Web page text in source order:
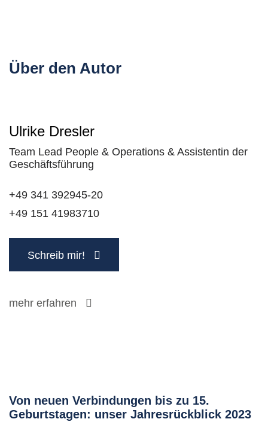
Über den Autor
Von neuen Verbindungen bis zu 15.
Geburtstagen: unser Jahresrückblick 2023
Ulrike Dresler
Team Lead People & Operations & Assistentin der
Geschäftsführung
+49 341 392945-20
+49 151 41983710
Schreib mir!
mehr erfahren